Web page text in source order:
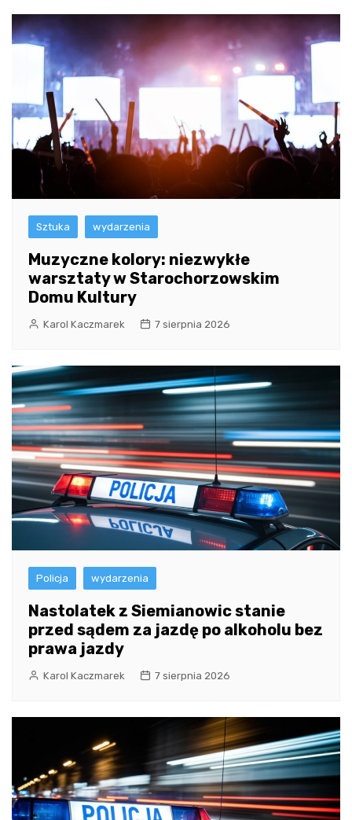
Sztuka wydarzenia
Muzyczne kolory: niezwykłe
warsztaty w Starochorzowskim
Domu Kultury
Karol Kaczmarek 7 sierpnia 2026
Policja wydarzenia
Nastolatek z Siemianowic stanie
przed sądem za jazdę po alkoholu bez
prawa jazdy
Karol Kaczmarek 7 sierpnia 2026